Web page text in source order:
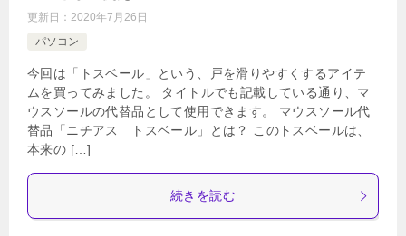
更新日： 2020年7月26日
パソコン
今回は「トスベール」という、戸を滑りやすくするアイテ
ムを買ってみました。 タイトルでも記載している通り、マ
ウスソールの代替品として使用できます。 マウスソール代
替品「ニチアス トスベール」とは？ このトスベールは、
本来の […]
続きを読む